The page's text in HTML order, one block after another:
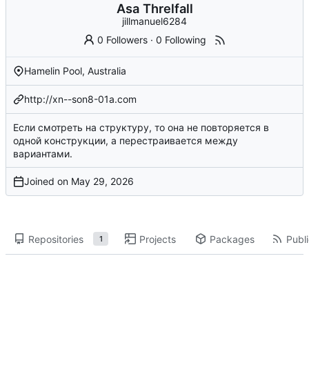
Asa Threlfall
jillmanuel6284
0 Followers ·0 Following
Hamelin Pool, Australia
http://xn--son8-01a.com
Если смотреть на структуру, то она не повторяется в
одной конструкции, а перестраивается между
вариантами.
Joined on
Repositories 1 Projects Packages